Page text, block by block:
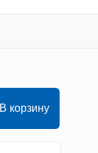
В корзину